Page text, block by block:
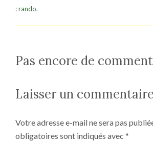
:rando.
Pas encore de
Laisser un commentaire
Votre adresse e-mail ne sera pas
obligatoires sont indiqués avec *